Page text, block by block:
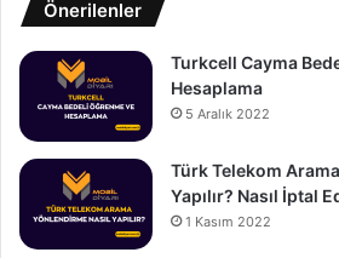
Önerilenler
Turkcell Cayma
Hesaplama
5 Aralık 2022
Türk Telekom
Yapılır? Nasıl İptal
1 Kasım 2022